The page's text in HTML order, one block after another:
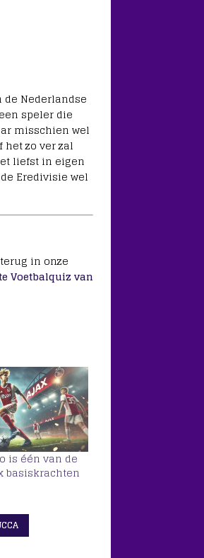
Nederlandse
speler die
misschien wel
het zo ver zal
liefst in eigen
Eredivisie wel
in onze
Voetbalquiz van
is één van de
basiskrachten